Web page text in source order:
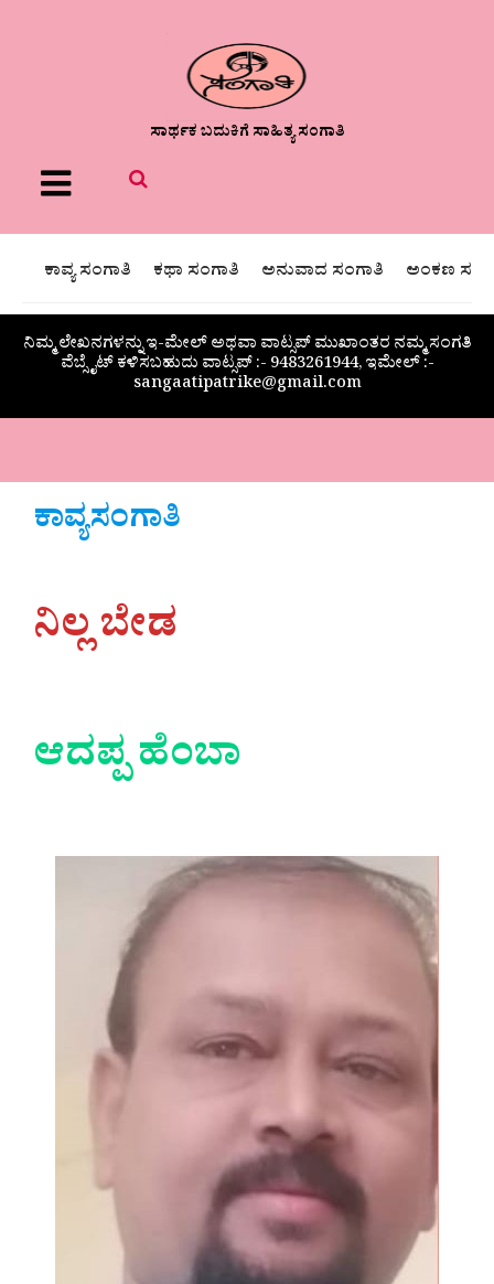
ಸಾರ್ಥಕ ಬದುಕಿಗೆ ಸಾಹಿತ್ಯ ಸಂಗಾತಿ
Menu
ಕಾವ್ಯ ಸಂಗಾತಿ ಕಥಾ ಸಂಗಾತಿ ಅನುವಾದ ಸಂಗಾತಿ ಅಂಕಣ
ನಿಮ್ಮ ಲೇಖನಗಳನ್ನು ಇ-ಮೇಲ್ ಅಥವಾ ವಾಟ್ಸಪ್ ಮುಖಾಂತರ ನಮ್ಮ ಸಂಗತಿ
ವೆಬ್ಸೈಟ್ ಕಳಿಸಬಹುದು ವಾಟ್ಸಪ್‌ :- 9483261944, ಇಮೇಲ್ :-
sangaatipatrike@gmail.com
ಕಾವ್ಯಸಂಗಾತಿ
ನಿಲ್ಲ ಬೇಡ
ಆದಪ್ಪ ಹೆಂಬಾ